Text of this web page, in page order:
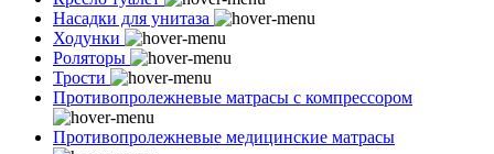
Насадки для унитаза
Ходунки
Роляторы
Трости
Противопролежневые матрасы с компрессором
Противопролежневые медицинские матрасы